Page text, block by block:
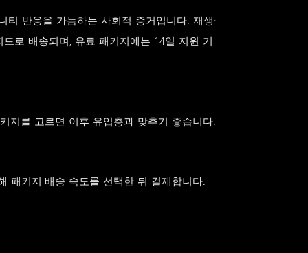
반응을 가늠하는 사회적 증거입니다. 재생·
로 배송되며, 유료 패키지에는 14일 지원 기
지를 고르면 이후 유입층과 맞추기 좋습니다.
키지·배송 속도를 선택한 뒤 결제합니다.